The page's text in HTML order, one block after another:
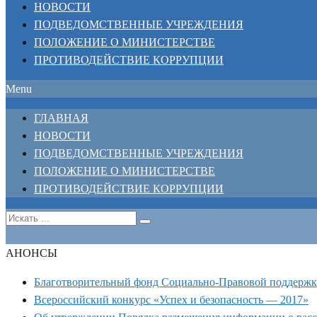
НОВОСТИ
ПОДВЕДОМСТВЕННЫЕ УЧРЕЖДЕНИЯ
ПОЛОЖЕНИЕ О МИНИСТЕРСТВЕ
ПРОТИВОДЕЙСТВИЕ КОРРУПЦИИ
Menu
ГЛАВНАЯ
НОВОСТИ
ПОДВЕДОМСТВЕННЫЕ УЧРЕЖДЕНИЯ
ПОЛОЖЕНИЕ О МИНИСТЕРСТВЕ
ПРОТИВОДЕЙСТВИЕ КОРРУПЦИИ
АНОНСЫ
Благотворительный фонд Социально-Правовой
Всероссийский конкурс «Успех и безопасность — 2017»